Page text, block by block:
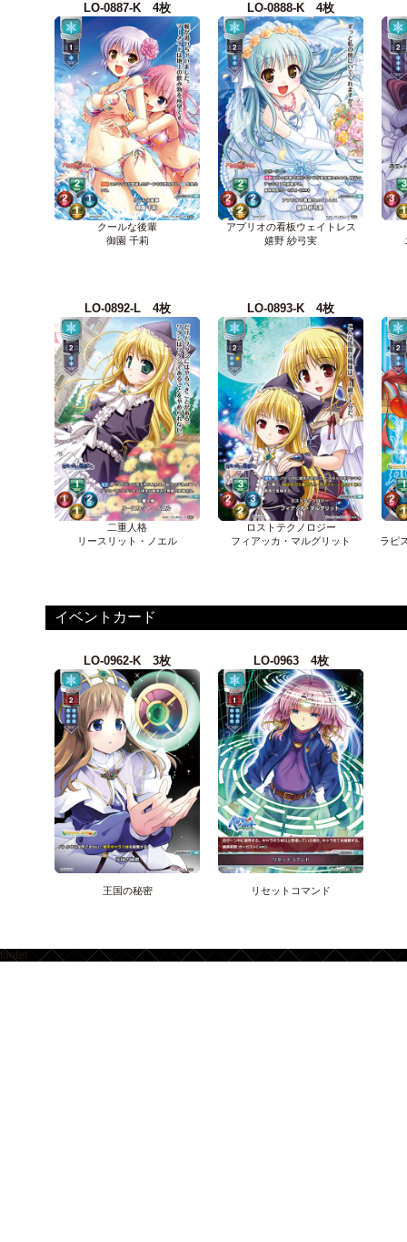
LO-0887-K 4枚
クールな後輩
御園 千莉
LO-0888-K 4枚
アプリオの看板ウェイトレス
嬉野 紗弓実
LO-0892-L 4枚
二重人格
リースリット・ノエル
LO-0893-K 4枚
ロストテクノロジー
フィアッカ・マルグリット
ラピ
イベントカード
LO-0962-K 3枚
王国の秘密
LO-0963 4枚
リセットコマンド
footer